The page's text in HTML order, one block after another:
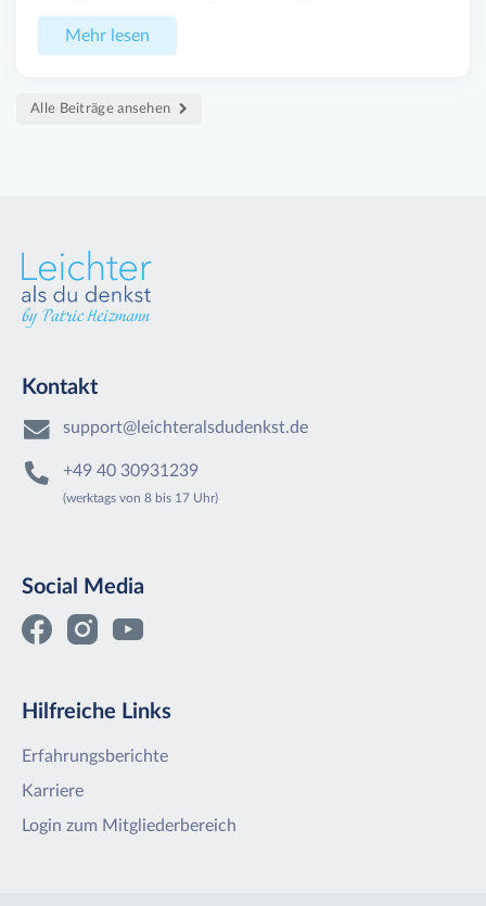
Mehr lesen
Alle Beiträge ansehen
Kontakt
support@leichteralsdudenkst.de
+49 40 30931239
(werktags von 8 bis 17 Uhr)
Social Media
Hilfreiche Links
Erfahrungsberichte
Karriere
Login zum Mitgliederbereich